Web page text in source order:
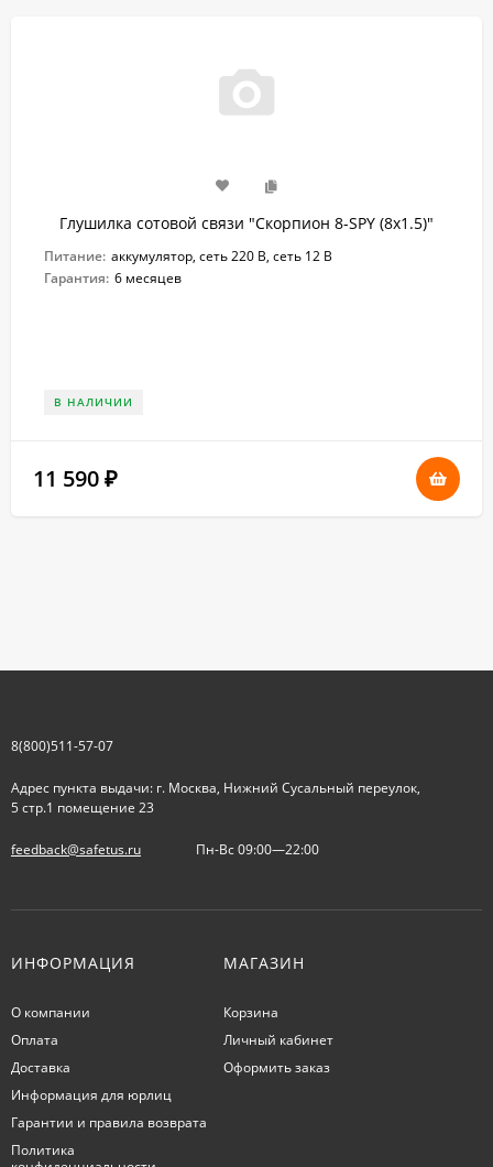
Глушилка сотовой связи "Скорпион 8-SPY (8х1.5)"
Питание: аккумулятор, сеть 220 В, сеть 12 В
Гарантия: 6 месяцев
В НАЛИЧИИ
11 590 ₽
8(800)511-57-07
Адрес пункта выдачи: г. Москва, Нижний Сусальный переулок,
5 стр.1 помещение 23
feedback@safetus.ru Пн-Вс 09:00—22:00
ИНФОРМАЦИЯ
О компании
Оплата
Доставка
Информация для юрлиц
Гарантии и правила возврата
Политика
МАГАЗИН
Корзина
Личный кабинет
Оформить заказ